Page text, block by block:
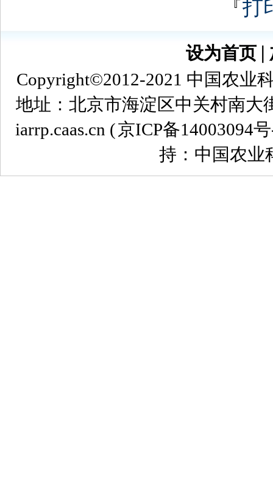
『打
设为首页
Copyright©2012-2021 中国农业
地址：北京市海淀区中关村南大
iarrp.caas.cn (京ICP备14003094
持：中国农